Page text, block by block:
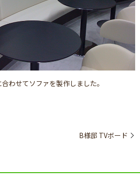
わせてソファを製作しました。
B様邸 TVボード